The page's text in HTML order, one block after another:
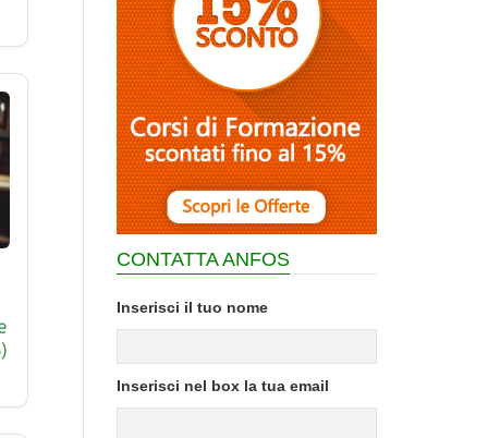
CONTATTA ANFOS
Inserisci il tuo nome
Inserisci nel box la tua email